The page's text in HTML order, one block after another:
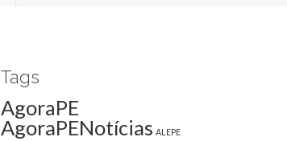
Tags
AgoraPE
AgoraPENotícias ALEPE